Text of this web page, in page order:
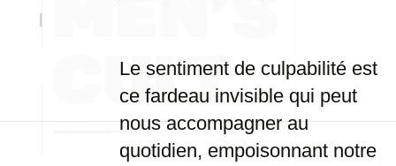
Le sentiment de culpabilité est
ce fardeau invisible qui peut
nous accompagner au
quotidien, empoisonnant notre